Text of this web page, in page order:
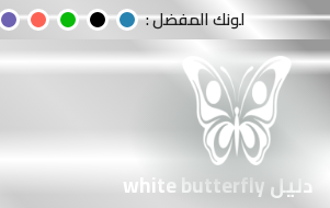
لونك المفضل :
دليل white butterfly